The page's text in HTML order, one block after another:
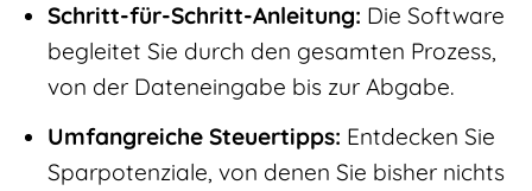
Schritt-für-Schritt-Anleitung: Die Software
begleitet Sie durch den gesamten Prozess,
von der Dateneingabe bis zur Abgabe.
Umfangreiche Steuertipps: Entdecken Sie
Sparpotenziale, von denen Sie bisher nichts